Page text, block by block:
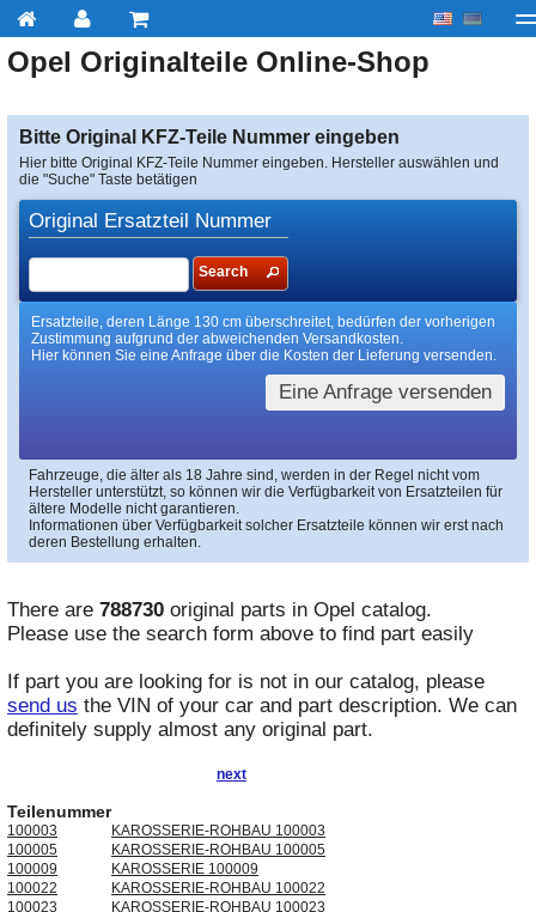
My account zur Kasse Über uns Kontakt
Opel Originalteile Online-Shop
Bitte Original KFZ-Teile Nummer eingeben
Hier bitte Original KFZ-Teile Nummer eingeben. Hersteller auswählen und
die "Suche" Taste betätigen
Original Ersatzteil Nummer
Search
Ersatzteile, deren Länge 130 cm überschreitet, bedürfen der vorherigen
Zustimmung aufgrund der abweichenden Versandkosten.
Hier können Sie eine Anfrage über die Kosten der Lieferung versenden.
Eine Anfrage versenden
Fahrzeuge, die älter als 18 Jahre sind, werden in der Regel nicht vom
Hersteller unterstützt, so können wir die Verfügbarkeit von Ersatzteilen für
ältere Modelle nicht garantieren.
Informationen über Verfügbarkeit solcher Ersatzteile können wir erst nach
deren Bestellung erhalten.
There are 788730 original parts in Opel catalog.
Please use the search form above to find part easily
If part you are looking for is not in our catalog, please
send us the VIN of your car and part description. We can
definitely supply almost any original part.
next
Teilenummer
100003
KAROSSERIE-ROHBAU 100003
100005
KAROSSERIE-ROHBAU 100005
100009
KAROSSERIE 100009
100022
KAROSSERIE-ROHBAU 100022
100023
KAROSSERIE-ROHBAU 100023